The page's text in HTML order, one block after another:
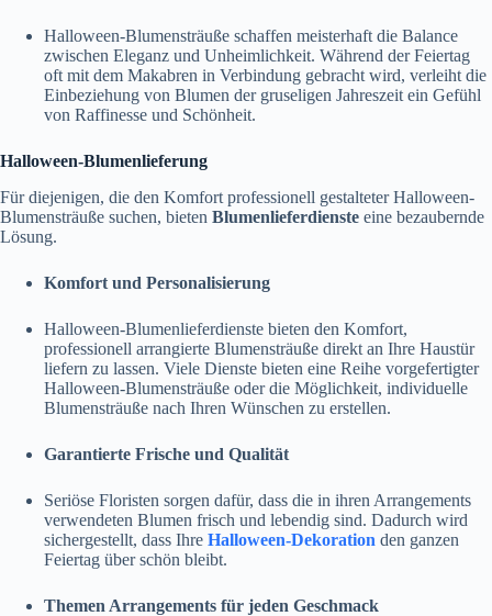
Halloween-Blumensträuße schaffen meisterhaft die Balance
zwischen Eleganz und Unheimlichkeit. Während der Feiertag
oft mit dem Makabren in Verbindung gebracht wird, verleiht die
Einbeziehung von Blumen der gruseligen Jahreszeit ein Gefühl
von Raffinesse und Schönheit.
Halloween-Blumenlieferung
Für diejenigen, die den Komfort professionell gestalteter Halloween-
Blumensträuße suchen, bieten Blumenlieferdienste eine bezaubernde
Lösung.
Komfort und Personalisierung
Halloween-Blumenlieferdienste bieten den Komfort,
professionell arrangierte Blumensträuße direkt an Ihre Haustür
liefern zu lassen. Viele Dienste bieten eine Reihe vorgefertigter
Halloween-Blumensträuße oder die Möglichkeit, individuelle
Blumensträuße nach Ihren Wünschen zu erstellen.
Garantierte Frische und Qualität
Seriöse Floristen sorgen dafür, dass die in ihren Arrangements
verwendeten Blumen frisch und lebendig sind. Dadurch wird
sichergestellt, dass Ihre Halloween-Dekoration den ganzen
Feiertag über schön bleibt.
Themen Arrangements für jeden Geschmack